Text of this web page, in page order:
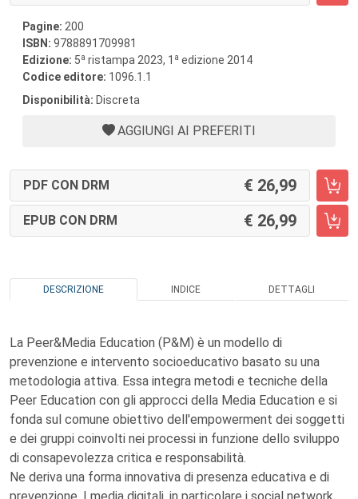
Pagine: 200
ISBN: 9788891709981
Edizione: 5a ristampa 2023, 1 a edizione 2014
Codice editore: 1096.1.1
Disponibilità: Discreta
AGGIUNGI AI PREFERITI
PDF CON DRM 26,99
EPUB CON DRM 26,99
DESCRIZIONE INDICE DETTAGLI
La Peer&Media Education (P&M) è un modello di
prevenzione e intervento socioeducativo basato su una
metodologia attiva. Essa integra metodi e tecniche della
Peer Education con gli approcci della Media Education e si
fonda sul comune obiettivo dell'empowerment dei soggetti
e dei gruppi coinvolti nei processi in funzione dello sviluppo
di consapevolezza critica e responsabilità.
Ne deriva una forma innovativa di presenza educativa e di